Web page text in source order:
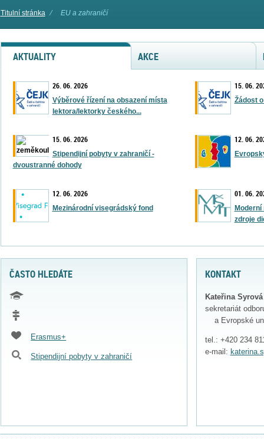
Titulní stránka ⁄ EU a zahraničí
AKTUALITY AKCE
26. 06. 2026
Výběrové řízení na obsazení místa
lektora/lektorky českého...
15. 06.
Žádost
15. 06. 2026
Stipendijní pobyty v zahraničí -
dvoustranné dohody
12. 06.
12. 06. 2026
Mezinárodní visegrádský fond
01. 06.
Moderní
zdroje
ČASTO HLEDÁTE
Erasmus+
Stipendijní pobyty v zahraničí
KONTAKT
Kateřina Syrová
sekretariát
a Evropské
tel.: +420 234
e-mail: